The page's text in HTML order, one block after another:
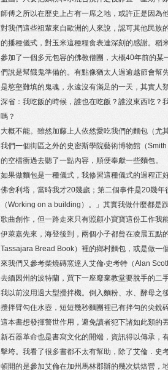
師傅之所以在歷史上占有一席之地，或許正是因為
對我們這些祖輩來自歐洲的人來說，認可其他民族
的播種儀式，對玉米這種糧食表達深刻的感謝。稻
參加了一個多元包容的佛教僧團，大概40年前的
們說是幫餓鬼準備的。有點像猶太人過逾越節會幫
是慾壑難填的鬼魂，永遠沒有滿足的一天，其實人
深省：我吃飯的時候，誰也在吃飯？誰沒東西吃？
嗎？
大概不能。雖然加藤上人依然愛吃我們的麵包（
我們一個街區之外的史密斯學院藝術博物館（
的空檔衝過去聽了一點內容，順便奉獻一些麵包。
如果做麵包是一種儀式，我修習這種儀式的過程正
佛舍利塔，當時我才20幾歲；第二個事件是20幾
（Working on a building）。」其實我做什麼都
歌曲創作，但一路走來只有照顧小寶寶這份工作我
伊萊嘉先來，海登後到，兩個小子都曾在凌晨五點
Tassajara Bread Book）裡的鄉村麵包，或是做一
來我們又參考柴燒磚窯達人艾倫‧史考特（Alan
去緬因州的波特蘭，買下一座廢棄教堂要脫手的二
我以前沒用過大型攪拌機。倒入麵粉、水、酵母
攪拌臂勾住水壺，短短幾秒麵團裡已有拌勻的尖銳
這本書想發揮警世作用，避免讀者犯下諸如此類的
新石器革命也是書寫文化的開端，資訊得以傳承，
擊垮。我看了很多書都不太有幫助，除了艾倫．
頓開的是參加艾倫在加州馬林郡辦的幾次烘焙營，